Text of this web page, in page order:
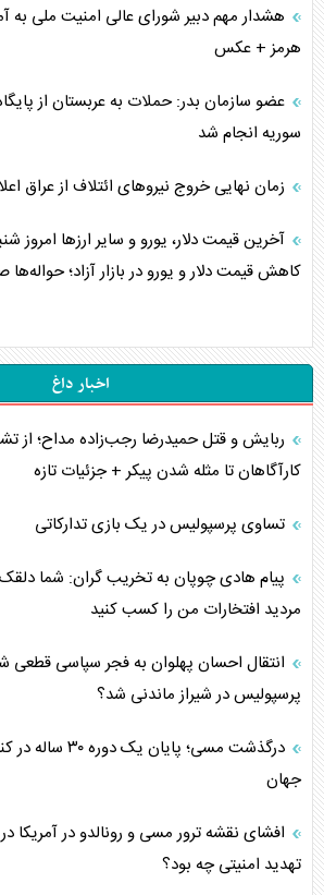
هشدار مهم دبیر شورای عالی امنیت ملی به
هرمز + عکس
عضو سازمان بدر: حملات به عربستان از
سوریه انجام شد
زمان نهایی خروج نیرو‌های ائتلاف از عراق
کاهش قیمت دلار و یورو در بازار آزاد؛
اخبار داغ
ربایش و قتل حمیدرضا رجب‌زاده مداح؛ از
کارآگاهان تا مثله شدن پیکر + جزئیات تازه
تساوی پرسپولیس در یک بازی تدارکاتی
پیام هادی چوپان به تخریب گران: شما
مردید افتخارات من را کسب کنید
انتقال احسان پهلوان به فجر سپاسی قطعی
پرسپولیس در شیراز ماندنی شد؟
درگذشت مسی؛ پایان
جهان
افشای نقشه ترور مسی و رونالدو در آمریکا
تهدید امنیتی چه بود؟